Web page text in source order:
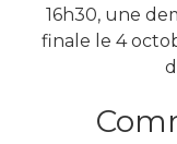
16h30, une
finale le 4